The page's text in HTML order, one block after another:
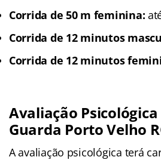
Corrida de 50 m feminina:
Corrida de 12 minutos
Corrida de 12 minutos
Avaliação
Guarda Porto Velho
A avaliação psicológica terá